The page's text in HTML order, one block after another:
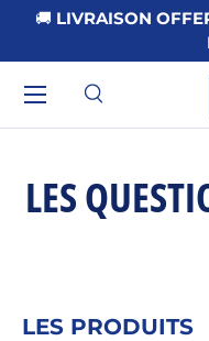
🚚 LIVRAISON
Recherche
Menu
Recherche
LES
LES PRODUITS